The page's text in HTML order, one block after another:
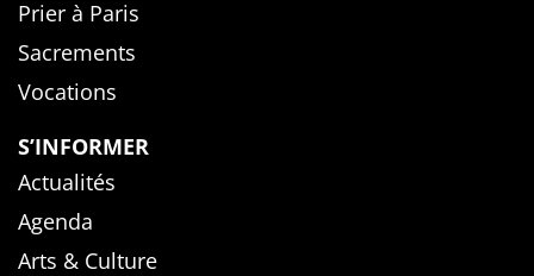
Prier à Paris
Sacrements
Vocations
S’INFORMER
Actualités
Agenda
Arts & Culture